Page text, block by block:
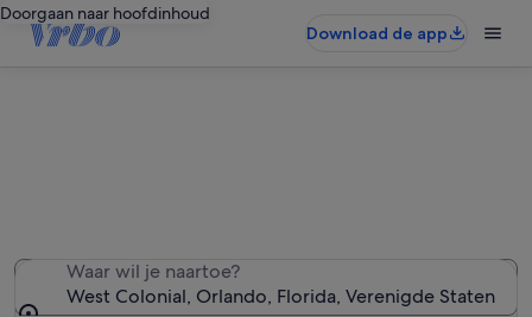
Doorgaan naar hoofdinhoud
Download de app
Waar wil je naartoe?
West Colonial, Orlando, Florida, Verenigde Staten